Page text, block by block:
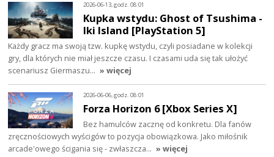
2026-06-13, godz. 08:01
Kupka wstydu: Ghost of Tsushima -
Iki Island [PlayStation 5]
Każdy gracz ma swoją tzw. kupkę wstydu, czyli posiadane w kolekcji
gry, dla których nie miał jeszcze czasu. I czasami uda się tak ułożyć
scenariusz Giermaszu… » więcej
2026-06-06, godz. 08:01
Forza Horizon 6 [Xbox Series X]
Bez hamulców zacznę od konkretu. Dla fanów
zręcznościowych wyścigów to pozycja obowiązkowa. Jako miłośnik
arcade'owego ścigania się - zwłaszcza… » więcej